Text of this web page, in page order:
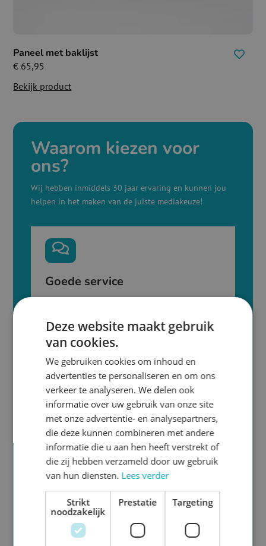
Paneel met baklijst
€ 65,95
Bekijk product
Waarom kiezen voor
ons?
Wij hebben inmiddels 30 jaar ervaring en kunnen jou
helpen in het maken van de juiste mediakeuze!

Goede service
Kom makkelijk in contact met ons door middel
woord.

Snelheid
Kies per product de productietijd. Veel
producten kunnen zelfs dezelfde dag nog
verstuurd worden!
Deze website maakt gebruik
van cookies.
We gebruiken cookies om inhoud en
advertenties te personaliseren en om ons
verkeer te analyseren. We delen ook
informatie over uw gebruik van onze site
met onze advertentie- en analysepartners,
die deze kunnen combineren met andere
informatie die u aan hen heeft verstrekt of
die zij hebben verzameld door uw gebruik
van hun diensten. Lees verder
Strikt
noodzakelijk
Prestatie Targeting